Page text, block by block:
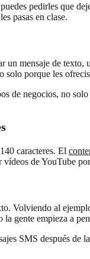
pedirles que
pasas en clase.
un mensaje de
solo porque les
de negocios, no
caracteres. El
de YouTube
Volviendo al
gente empieza a
SMS después de